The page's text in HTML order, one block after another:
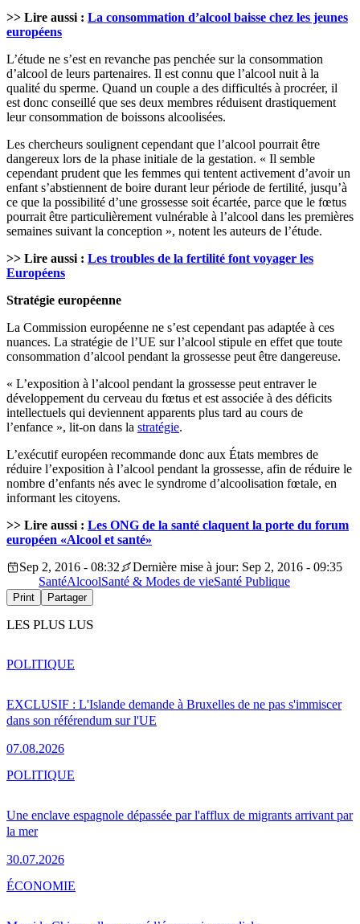
>> Lire aussi : La consommation d’alcool baisse chez les jeunes
européens
L’étude ne s’est en revanche pas penchée sur la consommation
d’alcool de leurs partenaires. Il est connu que l’alcool nuit à la
qualité du sperme. Quand un couple a des difficultés à procréer, il
est donc conseillé que ses deux membres réduisent drastiquement
leur consommation de boissons alcoolisées.
Les chercheurs soulignent cependant que l’alcool pourrait être
dangereux lors de la phase initiale de la gestation. « Il semble
cependant prudent que les femmes qui tentent activement d’avoir un
enfant s’abstiennent de boire durant leur période de fertilité, jusqu’à
ce que la possibilité d’une grossesse soit écartée, parce que le fœtus
pourrait être particulièrement vulnérable à l’alcool dans les premières
semaines suivant la conception », notent les auteurs de l’étude.
>> Lire aussi : Les troubles de la fertilité font voyager les
Européens
Stratégie européenne
La Commission européenne ne s’est cependant pas adaptée à ces
nuances. La stratégie de l’UE sur l’alcool stipule en effet que toute
consommation d’alcool pendant la grossesse peut être dangereuse.
« L’exposition à l’alcool pendant la grossesse peut entraver le
développement du cerveau du fœtus et est associée à des déficits
intellectuels qui deviennent apparents plus tard au cours de
l’enfance », lit-on dans la stratégie.
L’exécutif européen recommande donc aux États membres de
réduire l’exposition à l’alcool pendant la grossesse, afin de réduire le
nombre d’enfants nés avec le syndrome d’alcoolisation fœtale, en
informant les citoyens.
>> Lire aussi : Les ONG de la santé claquent la porte du forum
européen «Alcool et santé»
Sep 2, 2016 - 08:32
Dernière mise à jour: Sep 2, 2016 - 09:35
SantéAlcoolSanté & Modes de vieSanté Publique
Print Partager
LES PLUS LUS
EXCLUSIF : L'Islande demande à Bruxelles de ne pas s'immiscer
dans son référendum sur l'UE
07.08.2026
POLITIQUE
Une enclave espagnole dépassée par l'afflux de migrants arrivant par
la mer
30.07.2026
POLITIQUE
ÉCONOMIE